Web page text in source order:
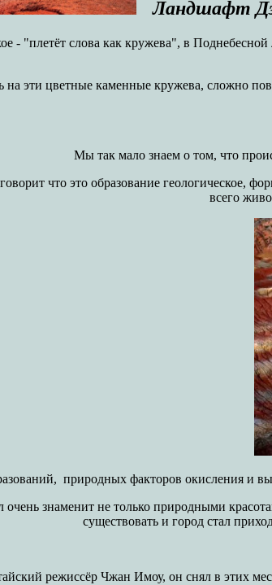
Ландшафт
- "плетёт слова как кружева", в
на эти цветные каменные кружева, сложно
Мы так мало знаем о том, что
что это образование геологическое,
всего
природных факторов окисления и
знаменит не только природными
существовать и город стал
режиссёр Чжан Имоу, он снял в этих